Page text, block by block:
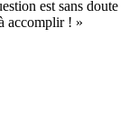
est sans doute
accomplir ! »